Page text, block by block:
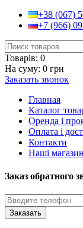
+38 (067)
+7 (966)
Товарів: 0
На суму: 0 грн
Заказать звонок
Главная
Каталог
Оренда і
Оплата і
Контакти
Наші
Заказ обратного